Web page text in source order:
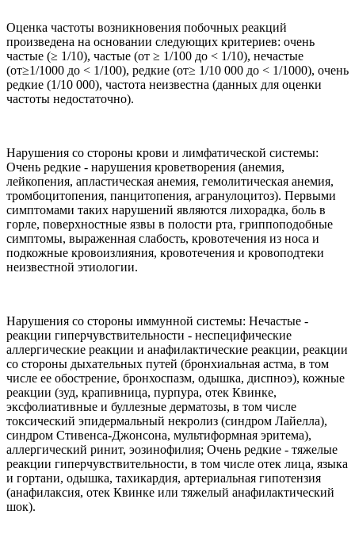
Оценка частоты возникновения побочных реакций
произведена на основании следующих критериев: очень
частые (≥ 1/10), частые (от ≥ 1/100 до < 1/10), нечастые
(от≥1/1000 до < 1/100), редкие (от≥ 1/10 000 до < 1/1000), очень
редкие (1/10 000), частота неизвестна (данных для оценки
частоты недостаточно).
Нарушения со стороны крови и лимфатической системы:
Очень редкие - нарушения кроветворения (анемия,
лейкопения, апластическая анемия, гемолитическая анемия,
тромбоцитопения, панцитопения, агранулоцитоз). Первыми
симптомами таких нарушений являются лихорадка, боль в
горле, поверхностные язвы в полости рта, гриппоподобные
симптомы, выраженная слабость, кровотечения из носа и
подкожные кровоизлияния, кровотечения и кровоподтеки
неизвестной этиологии.
Нарушения со стороны иммунной системы: Нечастые -
реакции гиперчувствительности - неспецифические
аллергические реакции и анафилактические реакции, реакции
со стороны дыхательных путей (бронхиальная астма, в том
числе ее обострение, бронхоспазм, одышка, диспноэ), кожные
реакции (зуд, крапивница, пурпура, отек Квинке,
эксфолиативные и буллезные дерматозы, в том числе
токсический эпидермальный некролиз (синдром Лайелла),
синдром Стивенса-Джонсона, мультиформная эритема),
аллергический ринит, эозинофилия; Очень редкие - тяжелые
реакции гиперчувствительности, в том числе отек лица, языка
и гортани, одышка, тахикардия, артериальная гипотензия
(анафилаксия, отек Квинке или тяжелый анафилактический
шок).